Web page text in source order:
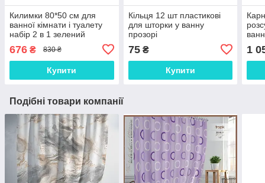
Килимки 80*50 см для
ванної кімнати і туалету
набір 2 в 1 зелений
676 ₴ 830 ₴
Купити
Кільця 12 шт пластикові
для шторки у ванну
прозорі
75₴
Купити
1
Подібні товари компанії